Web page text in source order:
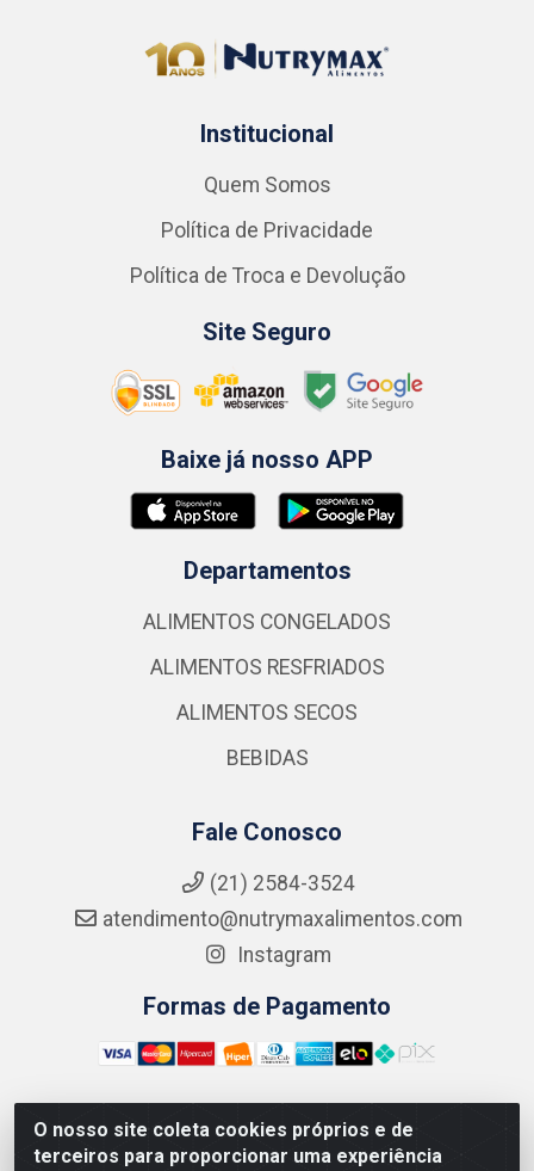
O nosso site coleta cookies próprios e de
terceiros para proporcionar uma experiência
Institucional
Quem Somos
Política de Privacidade
Política de Troca e Devolução
Site Seguro
Baixe já nosso APP
Departamentos
ALIMENTOS CONGELADOS
ALIMENTOS RESFRIADOS
ALIMENTOS SECOS
BEBIDAS
Fale Conosco
(21) 2584-3524
atendimento@nutrymaxalimentos.com
Instagram
Formas de Pagamento
NUTRY MAX COMÉRCIO DE PRODUTOS ALIMENTICIOS